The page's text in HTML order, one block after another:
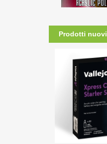
Prodotti nuovi